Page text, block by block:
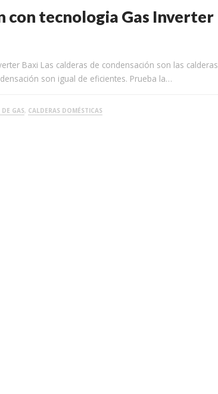
con tecnologia Gas Inverter
Baxi Las calderas de condensación son las calderas
son igual de eficientes. Prueba la…
DE GAS, CALDERAS DOMÉSTICAS